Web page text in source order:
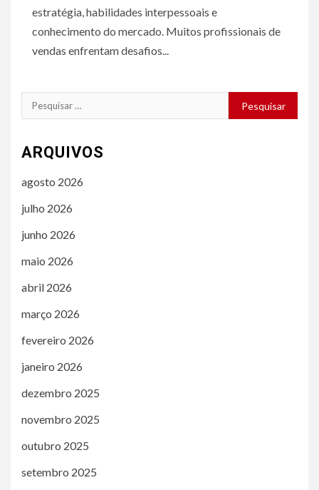
estratégia, habilidades interpessoais e
conhecimento do mercado. Muitos profissionais de
vendas enfrentam desafios...
Pesquisar
por:
ARQUIVOS
agosto 2026
julho 2026
junho 2026
maio 2026
abril 2026
março 2026
fevereiro 2026
janeiro 2026
dezembro 2025
novembro 2025
outubro 2025
setembro 2025